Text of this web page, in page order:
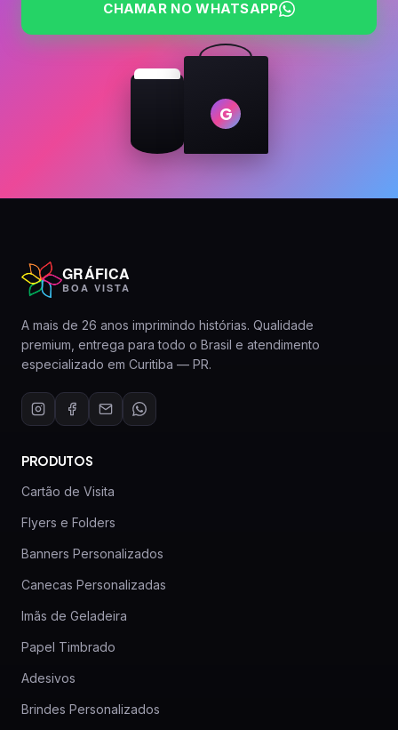
CHAMAR NO WHATSAPP
G
GRÁFICA
BOA VISTA
A mais de 26 anos imprimindo histórias. Qualidade
premium, entrega para todo o Brasil e atendimento
especializado em Curitiba — PR.
PRODUTOS
Cartão de Visita
Flyers e Folders
Banners Personalizados
Canecas Personalizadas
Imãs de Geladeira
Papel Timbrado
Adesivos
Brindes Personalizados